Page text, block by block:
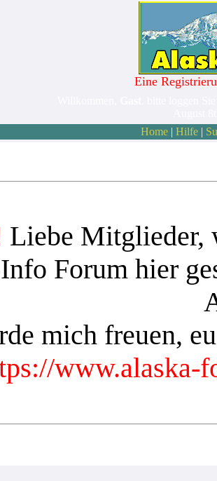
Eine
Home| Hilfe|
Liebe Mitglieder,
Forum hier
mich freuen,
www.alaska-